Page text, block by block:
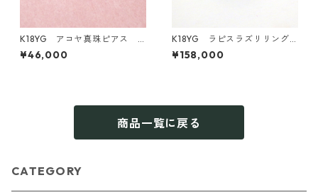
K18YG アコヤ真珠ピアス
片耳 or 両耳《てふてふ》（K
R70124）
¥46,000
K18YG ラピスラズリリング
（KR50910）
¥158,000
商品一覧に戻る
CATEGORY